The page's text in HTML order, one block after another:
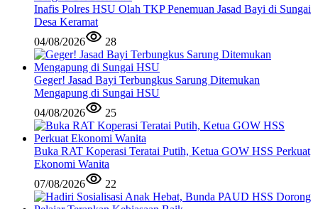
Inafis Polres HSU Olah TKP Penemuan Jasad Bayi di Sungai
Desa Keramat
04/08/2026
28
Geger! Jasad Bayi Terbungkus Sarung Ditemukan
Mengapung di Sungai HSU
04/08/2026
25
Buka RAT Koperasi Teratai Putih, Ketua GOW HSS Perkuat
Ekonomi Wanita
07/08/2026
22